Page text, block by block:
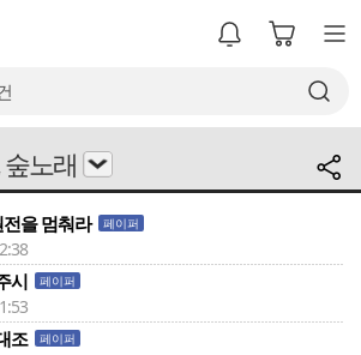
노래
전을 멈춰라 페이퍼
시 페이퍼
조 페이퍼